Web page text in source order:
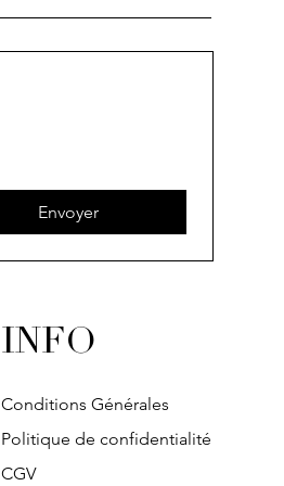
Envoyer
INFO
Conditions Générales
Politique de confidentialité
CGV